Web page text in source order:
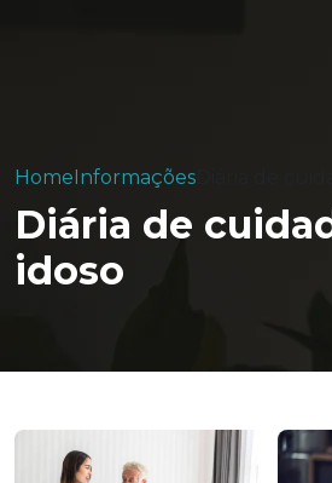
HomeInformações
Diária de
idoso